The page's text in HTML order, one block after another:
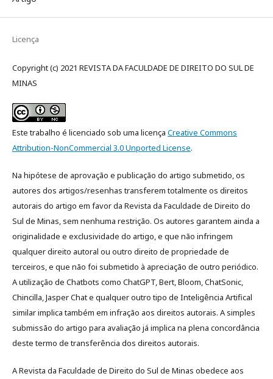
Licença
Copyright (c) 2021 REVISTA DA FACULDADE DE DIREITO DO SUL DE
MINAS
Este trabalho é licenciado sob uma licença Creative Commons
Attribution-NonCommercial 3.0 Unported License.
Na hipótese de aprovação e publicação do artigo submetido, os
autores dos artigos/resenhas transferem totalmente os direitos
autorais do artigo em favor da Revista da Faculdade de Direito do
Sul de Minas, sem nenhuma restrição. Os autores garantem ainda a
originalidade e exclusividade do artigo, e que não infringem
qualquer direito autoral ou outro direito de propriedade de
terceiros, e que não foi submetido à apreciação de outro periódico.
A utilização de Chatbots como ChatGPT, Bert, Bloom, ChatSonic,
Chincilla, Jasper Chat e qualquer outro tipo de Inteligência Artifical
similar implica também em infração aos direitos autorais. A simples
submissão do artigo para avaliação já implica na plena concordância
deste termo de transferência dos direitos autorais.
A Revista da Faculdade de Direito do Sul de Minas obedece aos